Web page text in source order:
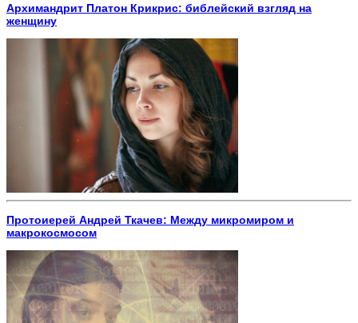
Архимандрит Платон Крикрис: библейский взгляд на
женщину
Протоиерей Андрей Ткачев: Между микромиром и
макрокосмосом